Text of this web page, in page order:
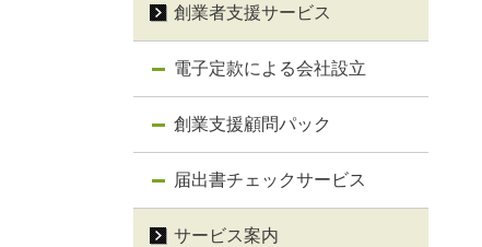
創業者支援サービス
電子定款による会社設立
創業支援顧問パック
届出書チェックサービス
サービス案内